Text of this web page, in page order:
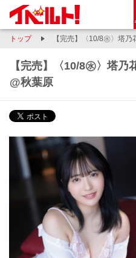
トップ 【完売】〈10/8㊌〉塔
【完売】〈10/8㊌〉塔乃
@秋葉原